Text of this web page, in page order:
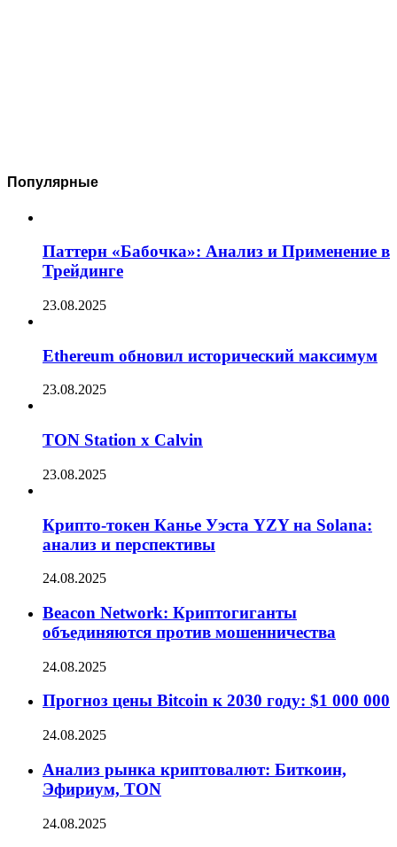
Популярные
Паттерн «Бабочка»: Анализ и Применение в
Трейдинге
23.08.2025
Ethereum обновил исторический максимум
23.08.2025
TON Station x Calvin
23.08.2025
Крипто-токен Канье Уэста YZY на Solana:
анализ и перспективы
24.08.2025
Beacon Network: Криптогиганты
объединяются против мошенничества
24.08.2025
Прогноз цены Bitcoin к 2030 году: $1 000 000
24.08.2025
Анализ рынка криптовалют: Биткоин,
Эфириум, TON
24.08.2025